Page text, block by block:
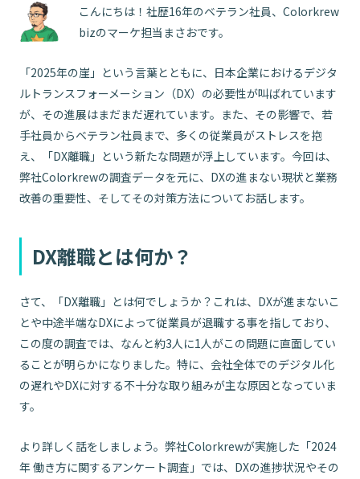
こんにちは！社歴16年のベテラン社員、Colorkrew
bizのマーケ担当まさおです。
「2025年の崖」という言葉とともに、日本企業におけるデジタ
ルトランスフォーメーション（DX）の必要性が叫ばれています
が、その進展はまだまだ遅れています。また、その影響で、若
手社員からベテラン社員まで、多くの従業員がストレスを抱
え、「DX離職」という新たな問題が浮上しています。今回は、
弊社Colorkrewの調査データを元に、DXの進まない現状と業務
改善の重要性、そしてその対策方法についてお話します。
DX離職とは何か？
さて、「DX離職」とは何でしょうか？これは、DXが進まないこ
とや中途半端なDXによって従業員が退職する事を指しており、
この度の調査では、なんと約3人に1人がこの問題に直面してい
ることが明らかになりました。特に、会社全体でのデジタル化
の遅れやDXに対する不十分な取り組みが主な原因となっていま
す。
より詳しく話をしましょう。弊社Colorkrewが実施した「2024
年 働き方に関するアンケート調査」では、DXの進捗状況やその